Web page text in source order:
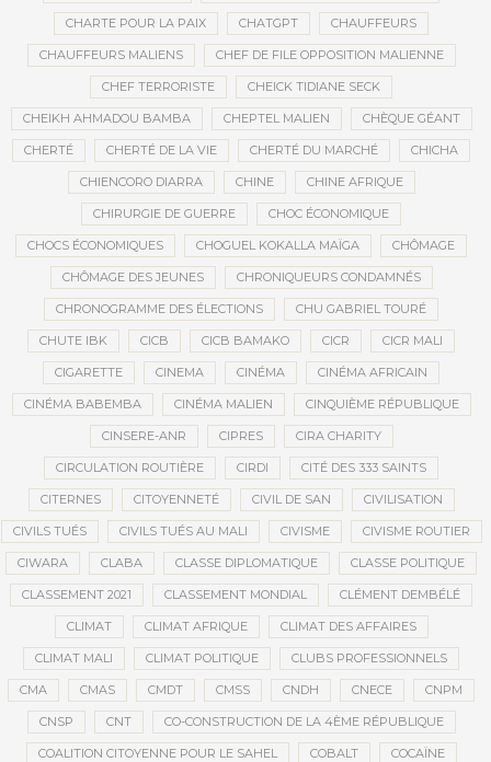
CHARTE POUR LA PAIX CHATGPT CHAUFFEURS
CHAUFFEURS MALIENS CHEF DE FILE OPPOSITION MALIENNE
CHEF TERRORISTE CHEICK TIDIANE SECK
CHEIKH AHMADOU BAMBA CHEPTEL MALIEN CHÈQUE GÉANT
CHERTÉ CHERTÉ DE LA VIE CHERTÉ DU MARCHÉ CHICHA
CHIENCORO DIARRA CHINE CHINE AFRIQUE
CHIRURGIE DE GUERRE CHOC ÉCONOMIQUE
CHOCS ÉCONOMIQUES CHOGUEL KOKALLA MAÏGA CHÔMAGE
CHÔMAGE DES JEUNES CHRONIQUEURS CONDAMNÉS
CHRONOGRAMME DES ÉLECTIONS CHU GABRIEL TOURÉ
CHUTE IBK CICB CICB BAMAKO CICR CICR MALI
CIGARETTE CINEMA CINÉMA CINÉMA AFRICAIN
CINÉMA BABEMBA CINÉMA MALIEN CINQUIÈME RÉPUBLIQUE
CINSERE-ANR CIPRES CIRA CHARITY
CIRCULATION ROUTIÈRE CIRDI CITÉ DES 333 SAINTS
CITERNES CITOYENNETÉ CIVIL DE SAN CIVILISATION
CIVILS TUÉS CIVILS TUÉS AU MALI CIVISME CIVISME ROUTIER
CIWARA CLABA CLASSE DIPLOMATIQUE CLASSE POLITIQUE
CLASSEMENT 2021 CLASSEMENT MONDIAL CLÉMENT DEMBÉLÉ
CLIMAT CLIMAT AFRIQUE CLIMAT DES AFFAIRES
CLIMAT MALI CLIMAT POLITIQUE CLUBS PROFESSIONNELS
CMA CMAS CMDT CMSS CNDH CNECE CNPM
CNSP CNT CO-CONSTRUCTION DE LA 4ÈME RÉPUBLIQUE
COALITION CITOYENNE POUR LE SAHEL COBALT COCAÏNE